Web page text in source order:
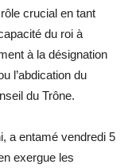
crucial en tant
du roi à
à la désignation
l’abdication du
du Trône.
a entamé vendredi 5
exergue les